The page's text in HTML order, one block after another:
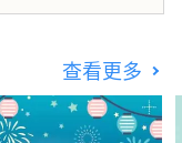
查看更多